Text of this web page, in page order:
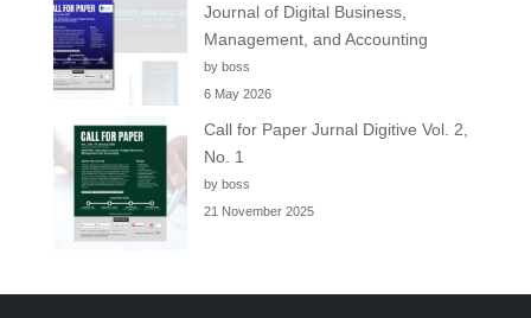
Journal of Digital Business,
Management, and Accounting
by boss
6 May 2026
Call for Paper Jurnal Digitive Vol. 2,
No. 1
by boss
21 November 2025